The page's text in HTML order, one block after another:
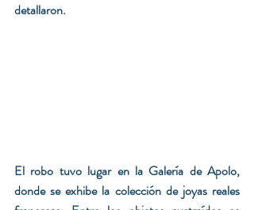
detallaron.
El robo tuvo lugar en la Galería de Apolo,
donde se exhibe la colección de joyas reales